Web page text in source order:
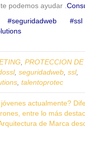
te podemos ayudar .
#ssl
PROTECCION DE
, seguridadweb ssl,
talentoprotec
actualmente?
entre lo más
de Marca